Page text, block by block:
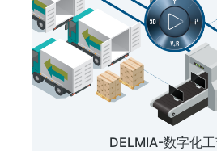
DELMIA-数字化